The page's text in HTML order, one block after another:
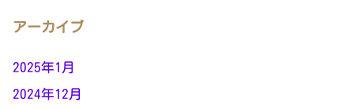
アーカイブ
2025年1月
2024年12月